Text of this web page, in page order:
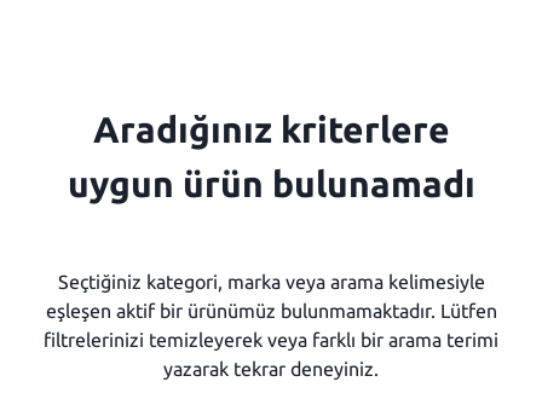
Aradığınız kriterlere
uygun ürün bulunamadı
Seçtiğiniz kategori, marka veya arama kelimesiyle
eşleşen aktif bir ürünümüz bulunmamaktadır. Lütfen
filtrelerinizi temizleyerek veya farklı bir arama terimi
yazarak tekrar deneyiniz.